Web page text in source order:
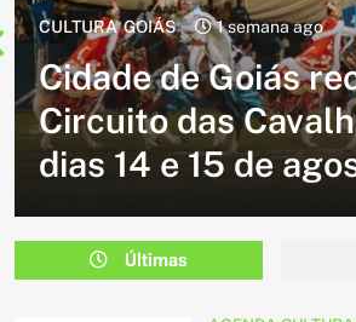
Cavalgada do
volta e promete
milhares de
em Caldazinha
Últimas